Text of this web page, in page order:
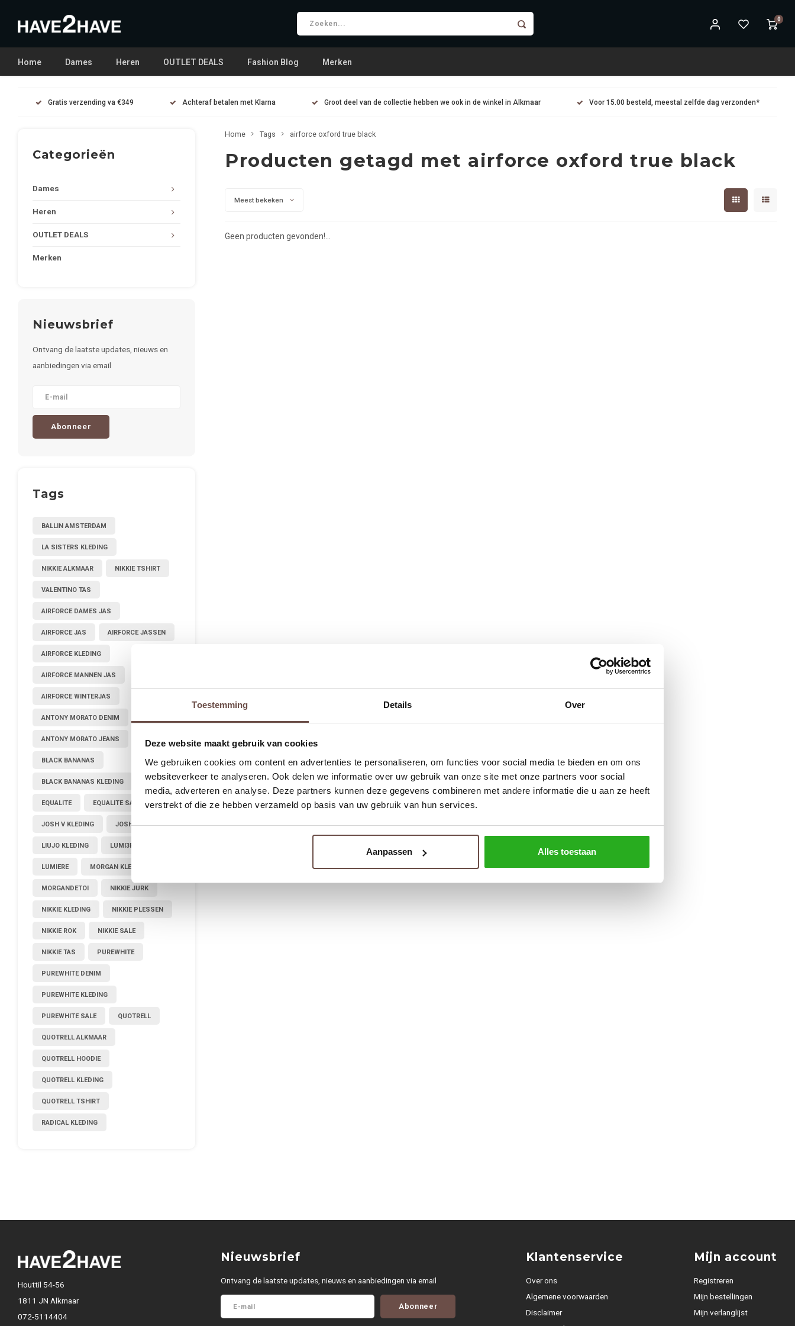
Toestemming Details Over
Deze website maakt gebruik van cookies
We gebruiken cookies om content en advertenties te personaliseren, om functies voor social media te bieden en om ons
websiteverkeer te analyseren. Ook delen we informatie over uw gebruik van onze site met onze partners voor social
media, adverteren en analyse. Deze partners kunnen deze gegevens combineren met andere informatie die u aan ze heeft
verstrekt of die ze hebben verzameld op basis van uw gebruik van hun services.
Aanpassen Alles toestaan
0
Home Dames Heren OUTLET DEALS Fashion Blog Merken
Gratis verzending va €349 Achteraf betalen met Klarna Groot deel van de collectie hebben we ook in de winkel in Alkmaar Voor 15.00 besteld, meestal zelfde dag verzonden*
Categorieën
Dames
Heren
OUTLET DEALS
Merken
Nieuwsbrief
Ontvang de laatste updates, nieuws en
aanbiedingen via email
Abonneer
Tags
BALLIN AMSTERDAM
LA SISTERS KLEDING
NIKKIE ALKMAAR NIKKIE TSHIRT
VALENTINO TAS
AIRFORCE DAMES JAS
AIRFORCE JAS AIRFORCE JASSEN
AIRFORCE KLEDING
AIRFORCE MANNEN JAS
AIRFORCE WINTERJAS
ANTONY MORATO DENIM
ANTONY MORATO JEANS
BLACK BANANAS
BLACK BANANAS KLEDING
EQUALITE EQUALITE SALE
JOSH V KLEDING JOSHV KLEDING
LIUJO KLEDING LUMI3RE
LUMIERE MORGAN KLEDING
MORGANDETOI NIKKIE JURK
NIKKIE KLEDING NIKKIE PLESSEN
NIKKIE ROK NIKKIE SALE
NIKKIE TAS PUREWHITE
PUREWHITE DENIM
PUREWHITE KLEDING
PUREWHITE SALE QUOTRELL
QUOTRELL ALKMAAR
QUOTRELL HOODIE
QUOTRELL KLEDING
QUOTRELL TSHIRT
RADICAL KLEDING
Home Tags airforce oxford true black
Producten getagd met airforce oxford true black
Meest bekeken
Geen producten gevonden!...
Houttil 54-56
1811 JN Alkmaar
072-5114404
Nieuwsbrief
Ontvang de laatste updates, nieuws en aanbiedingen via email
Abonneer
Klantenservice
Over ons
Algemene voorwaarden
Disclaimer
Mijn account
Registreren
Mijn bestellingen
Mijn verlanglijst